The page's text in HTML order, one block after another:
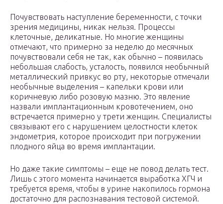
Почувствовать наступление беременности, с точки
зрения медицины, никак нельзя. Процессы
клеточные, деликатные. Но многие женщины
отмечают, что примерно за неделю до месячных
почувствовали себя не так, как обычно – появилась
небольшая слабость, усталость, появился необычный
металлический привкус во рту, некоторые отмечали
необычные выделения – капельки крови или
коричневую либо розовую мазню. Это явление
назвали имплантационным кровотечением, оно
встречается примерно у трети женщин. Специалисты
связывают его с нарушением целостности клеток
эндометрия, которое происходит при погружении
плодного яйца во время имплантации.
Но даже такие симптомы – еще не повод делать тест.
Лишь с этого момента начинается выработка ХГЧ и
требуется время, чтобы в урине накопилось гормона
достаточно для распознавания тестовой системой.